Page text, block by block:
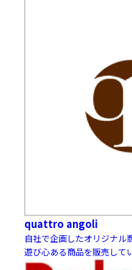
quattro angoli
自社で企画したオリジナル
遊び心ある商品を販売して